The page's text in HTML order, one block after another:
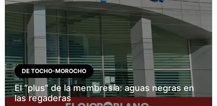
DE TOCHO-MOROCHO
El “plus” de la membresía: aguas negras en
las regaderas